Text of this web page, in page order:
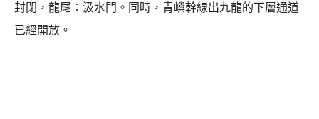
封閉，龍尾︰汲水門。同時，青嶼幹線出九龍的下層通道
已經開放。